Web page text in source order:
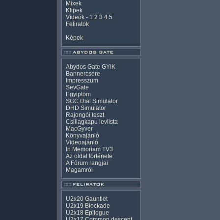
Mixek
Klipek
Videók- 1 2 3 4 5
Feliratok
Képek
Abydos Gate GYIK
Bannercsere
Impresszum
SevGate
Egyiptom
SGC Dial Simulator
DHD Simulator
Rajongói teszt
Csillagkapu levlista
MacGyver
Könyvajánló
Videoajánló
In Memoriam TV3
Az oldal története
A Fórum rangjai
Magamról
U2x20 Gauntlet
U2x19 Blockade
U2x18 Epilogue